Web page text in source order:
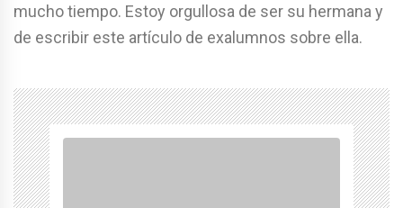
mucho tiempo. Estoy orgullosa de ser su hermana y
de escribir este artículo de exalumnos sobre ella.